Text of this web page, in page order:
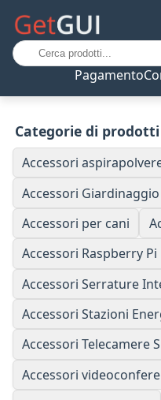
Pagamento
Categorie di prodotti
Accessori
Accessori Giardinaggio
Accessori per cani
Accessori Raspberry Pi
Accessori Serrature
Accessori Stazioni
Accessori Telecamere
Accessori